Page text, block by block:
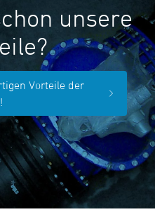
unsere
Vorteile der